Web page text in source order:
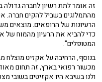
זה אומר לתת רשיון לחברה
מהתמלוגים בשביל להקים חברה.
הרעיונות של הרופאים. מוצאים
כדי להביא את הרעיון מהמוח של
המטופלים".
בנוסף, הרחיבה על אקזיט מוצלח
ולנו בשיבא היו אקזיטים בשובי